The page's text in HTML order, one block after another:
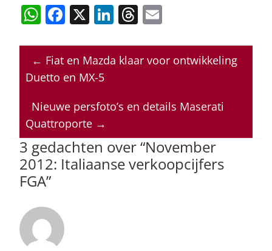
W
at
s
p
p
F
c
e
o
o
k
X Li
k
e
n
T
re
a
s
ai
l
← Fiat en Mazda klaar voor ontwikkeling
Duetto en MX-5
Nieuwe persfoto’s en details Maserati
Quattroporte →
3 gedachten over “November
2012: Italiaanse verkoopcijfers
FGA”